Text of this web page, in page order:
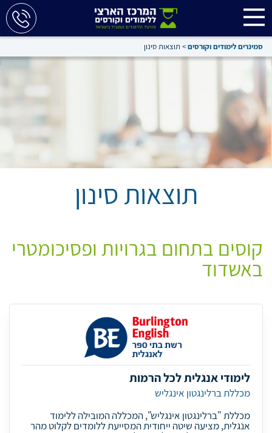
סמינרים לימודים וקורסים> תוצאות סינון
תוצאות סינון
קוסים בתחום בגרויות ופסיכומטרי
באשדוד
לימודי אנגלית לכל הרמות
מכללת ברלינגטון אינגליש
מכללת "ברלינגטון אינגליש", המכללה המובילה ללימוד
אנגלית, מציעה שיטה ייחודית המסייעת ללומדים לקלוט מהר